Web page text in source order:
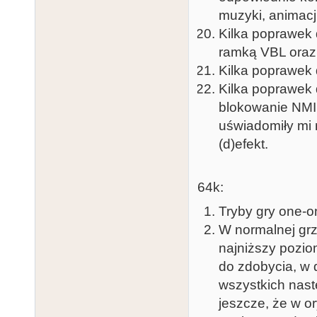
muzyki,
Kilka poprawek
ramką VBL
Kilka
Kilka
blokowanie
uświadomiły
(d)efekt.
64k:
Tryby gry one-
W normalnej
najniższy
do zdobycia, w
wszystkich
jeszcze, że w